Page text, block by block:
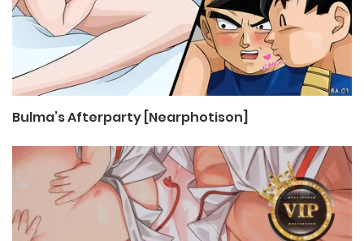
Bulma’s Afterparty [Nearphotison]